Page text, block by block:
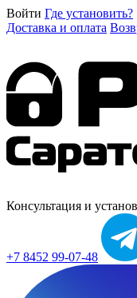
Войти Где установить?
Доставка и оплата
Консультация и
+7 8452 99-07-48